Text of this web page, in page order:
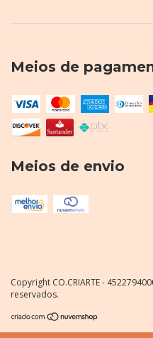
Meios de
Meios de envio
Copyright CO.CRIARTE -
reservados.